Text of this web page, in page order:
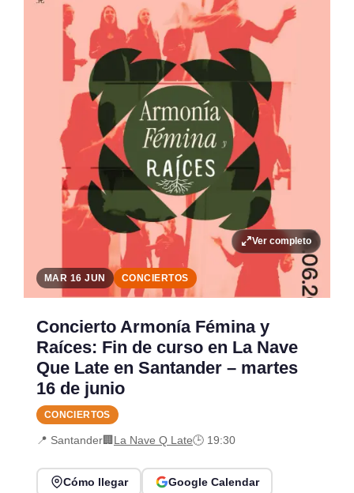
Ver completo
MAR 16 JUN CONCIERTOS
Concierto Armonía Fémina y
Raíces: Fin de curso en La Nave
Que Late en Santander – martes
16 de junio
CONCIERTOS
📍 Santander🏢 La Nave Q Late🕒 19:30
Cómo llegar Google Calendar